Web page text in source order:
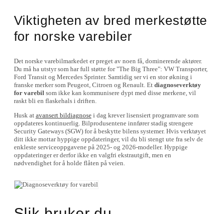
Viktigheten av bred merkestøtte
for norske varebiler
Det norske varebilmarkedet er preget av noen få, dominerende aktører.
Du må ha utstyr som har full støtte for "The Big Three": VW Transporter,
Ford Transit og Mercedes Sprinter. Samtidig ser vi en stor økning i
franske merker som Peugeot, Citroen og Renault. Et diagnoseverktøy
for varebil som ikke kan kommunisere dypt med disse merkene, vil
raskt bli en flaskehals i driften.
Husk at avansert bildiagnosei dag krever lisensiert programvare som
oppdateres kontinuerlig. Bilprodusentene innfører stadig strengere
Security Gateways (SGW) for å beskytte bilens systemer. Hvis verktøyet
ditt ikke mottar hyppige oppdateringer, vil du bli stengt ute fra selv de
enkleste serviceoppgavene på 2025- og 2026-modeller. Hyppige
oppdateringer er derfor ikke en valgfri ekstrautgift, men en
nødvendighet for å holde flåten på veien.